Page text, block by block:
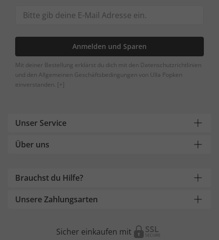
Anmelden und Sparen
Mit deiner Bestellung erklärst du dich mit den Datenschutzrichtlinien
und den Allgemeinen Geschäftsbedingungen von Ulla Popken
einverstanden. [+]
Unser Service
Über uns
Brauchst du Hilfe?
Unsere Zahlungsarten
Sicher einkaufen mit